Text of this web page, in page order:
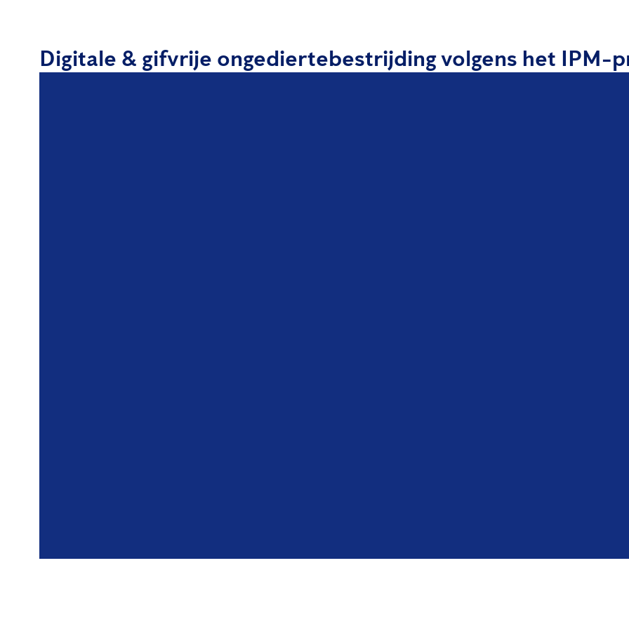
Digitale & gifvrije ongediertebestrijding volgens het IPM-